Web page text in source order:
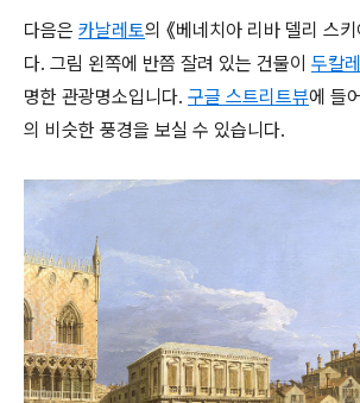
다음은 카날레토의 《베네치아 리바 델리 스키
다. 그림 왼쪽에 반쯤 잘려 있는 건물이 두칼
명한 관광명소입니다. 구글 스트리트뷰에 들
의 비슷한 풍경을 보실 수 있습니다.